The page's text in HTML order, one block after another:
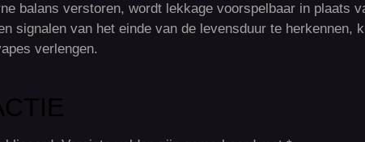
balans verstoren, wordt lekkage voorspelbaar in plaats
signalen van het einde van de levensduur te herkennen,
verlengen.